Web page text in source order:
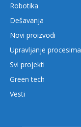
Robotika
Dešavanja
Novi proizvodi
Upravljanje procesima
Svi projekti
Green tech
Vesti